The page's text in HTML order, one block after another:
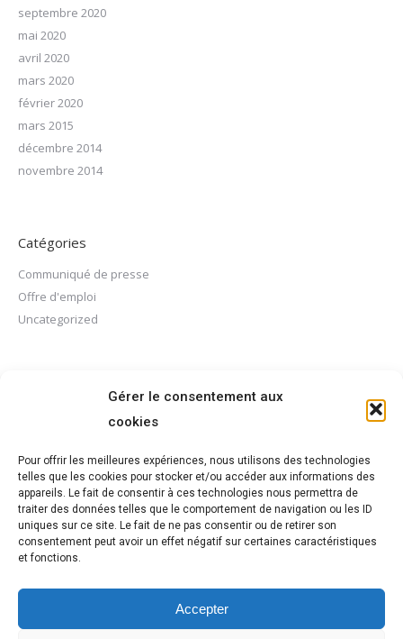
Gérer le consentement aux
cookies
Pour offrir les meilleures expériences, nous utilisons des technologies
telles que les cookies pour stocker et/ou accéder aux informations des
appareils. Le fait de consentir à ces technologies nous permettra de
traiter des données telles que le comportement de navigation ou les ID
uniques sur ce site. Le fait de ne pas consentir ou de retirer son
consentement peut avoir un effet négatif sur certaines caractéristiques
et fonctions.
Accepter
septembre 2020
mai 2020
avril 2020
mars 2020
février 2020
mars 2015
décembre 2014
novembre 2014
Catégories
Communiqué de presse
Offre d'emploi
Uncategorized
Flux des commentaires
Site de WordPress-FR